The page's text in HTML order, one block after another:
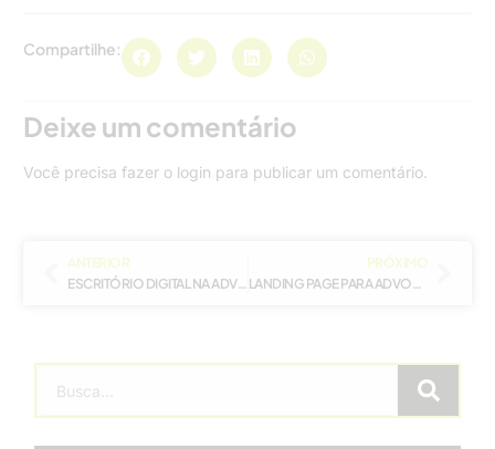
Compartilhe:
Deixe um comentário
Você precisa fazer o login para publicar um comentário.
ANTERIOR
ESCRITÓRIO DIGITAL NA ADVOCACIA: GUIA PRÁTICO E ESTRATÉGICO
PRÓXIMO
LANDING PAGE PARA ADVOGADOS: CAPTAÇÃO DE CLIENTES NA ADVOCACIA